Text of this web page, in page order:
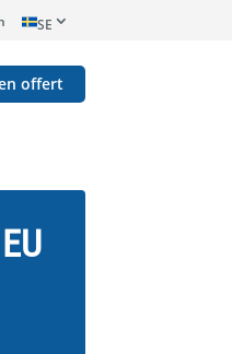
SE
offert